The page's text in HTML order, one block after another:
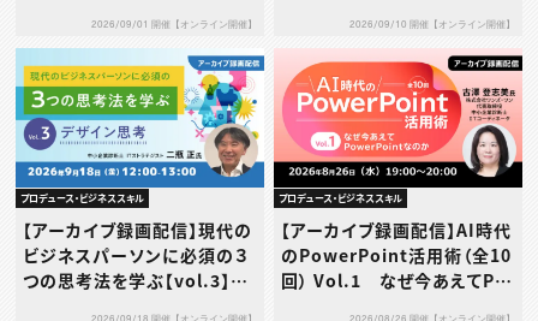
当に大丈夫？～2026/09/01 開催【オンライン開催】 2026/09/10 開催【オンライン開催】
プロデュース・ビジネススキル
【アーカイブ録画配信】現代の
ビジネスパーソンに必須の３
つの思考法を学ぶ【vol.3】デ
プロデュース・ビジネススキル
【アーカイブ録画配信】AI時代
のPowerPoint活用術（全10
回） Vol.1 なぜ今あえてPo